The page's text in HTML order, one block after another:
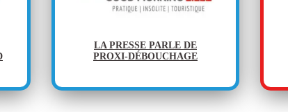
LA PRESSE PARLE DE
PROXI-DÉBOUCHAGE